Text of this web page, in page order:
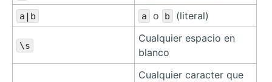
a|b a o b (literal)
\s
Cualquier espacio en
blanco
Cualquier caracter que